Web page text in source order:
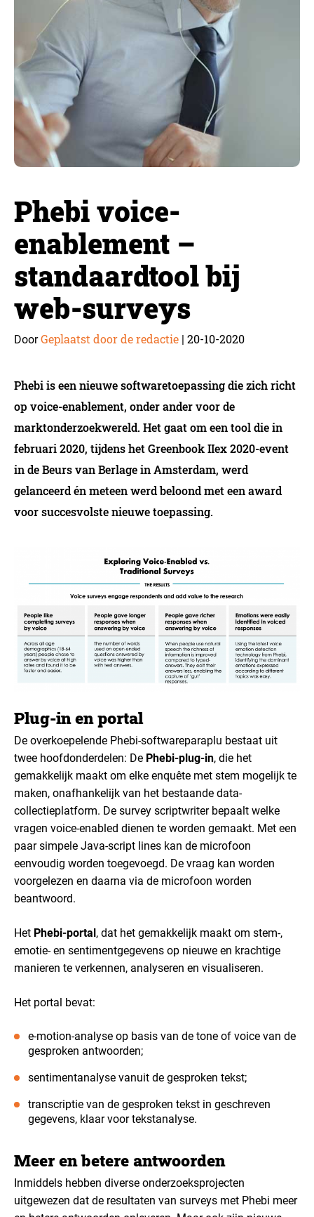
Phebi voice-
enablement –
standaardtool bij
web-surveys
DoorGeplaatst door de redactie | 20-10-2020
Phebi is een nieuwe softwaretoepassing die zich richt
op voice-enablement, onder ander voor de
marktonderzoekwereld. Het gaat om een tool die in
februari 2020, tijdens het Greenbook IIex 2020-event
in de Beurs van Berlage in Amsterdam, werd
gelanceerd én meteen werd beloond met een award
voor succesvolste nieuwe toepassing.
Plug-in en portal
De overkoepelende Phebi-softwareparaplu bestaat uit
twee hoofdonderdelen: De Phebi-plug-in, die het
gemakkelijk maakt om elke enquête met stem mogelijk te
maken, onafhankelijk van het bestaande data-
collectieplatform. De survey scriptwriter bepaalt welke
vragen voice-enabled dienen te worden gemaakt. Met een
paar simpele Java-script lines kan de microfoon
eenvoudig worden toegevoegd. De vraag kan worden
voorgelezen en daarna via de microfoon worden
beantwoord.
Het Phebi-portal, dat het gemakkelijk maakt om stem-,
emotie- en sentimentgegevens op nieuwe en krachtige
manieren te verkennen, analyseren en visualiseren.
Het portal bevat:
e-motion-analyse op basis van de tone of voice van de
gesproken antwoorden;
sentimentanalyse vanuit de gesproken tekst;
transcriptie van de gesproken tekst in geschreven
gegevens, klaar voor tekstanalyse.
Meer en betere antwoorden
Inmiddels hebben diverse onderzoeksprojecten
uitgewezen dat de resultaten van surveys met Phebi meer